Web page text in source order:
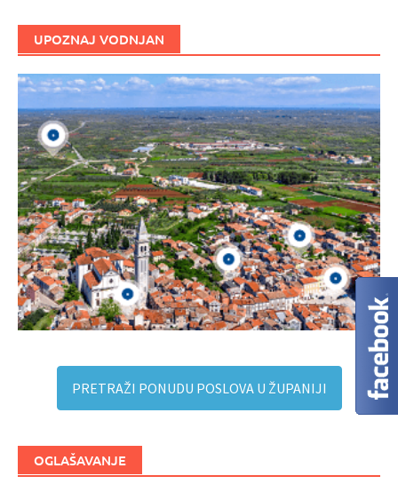
UPOZNAJ VODNJAN
PRETRAŽI PONUDU POSLOVA U ŽUPANIJI
OGLAŠAVANJE